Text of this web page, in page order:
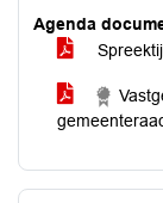
Agenda